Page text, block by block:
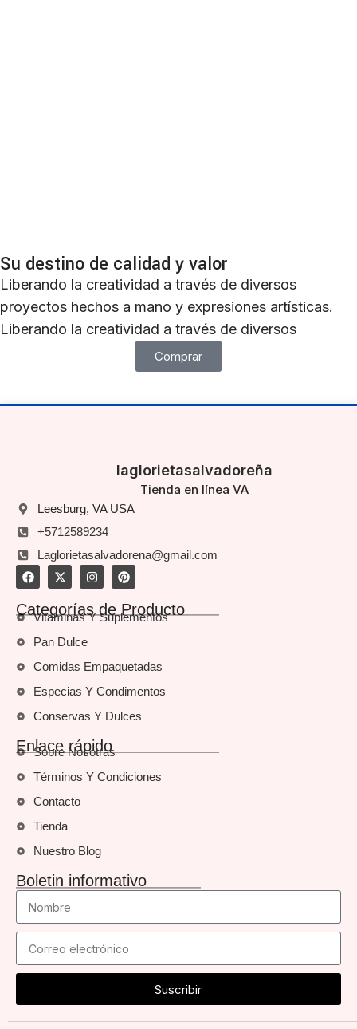
Su destino de calidad y valor
Liberando la creatividad a través de diversos
proyectos hechos a mano y expresiones artísticas.
Liberando la creatividad a través de diversos
Comprar
laglorietasalvadoreña
Tienda en línea VA
Leesburg, VA USA
+5712589234
Laglorietasalvadorena@gmail.com
Categorías de Producto
Vitaminas Y Suplementos
Pan Dulce
Comidas Empaquetadas
Especias Y Condimentos
Conservas Y Dulces
Enlace rápido
Sobre Nosotras
Términos Y Condiciones
Contacto
Tienda
Nuestro Blog
Boletin informativo
Suscribir